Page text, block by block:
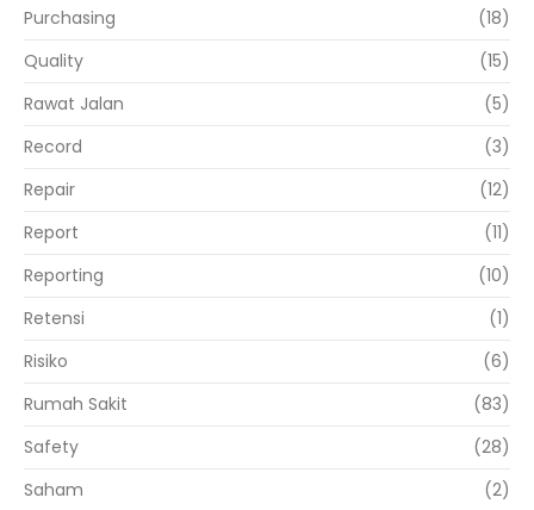
Purchasing
(18)
Quality
(15)
Rawat Jalan
(5)
Record
(3)
Repair
(12)
Report
(11)
Reporting
(10)
Retensi
(1)
Risiko
(6)
Rumah Sakit
(83)
Safety
(28)
Saham
(2)